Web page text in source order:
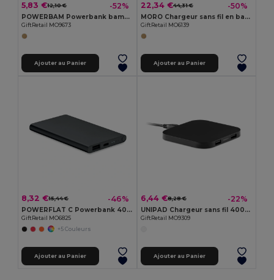
5,83 €12,10 € -52%
POWERBAM Powerbank bambou 2200 mAh
GiftRetail MO9673
Ajouter au Panier
22,34 €44,31 € -50%
MORO Chargeur sans fil en bambou
GiftRetail MO6139
Ajouter au Panier
8,32 €15,44 € -46%
POWERFLAT C Powerbank 4000 mAh Type C
GiftRetail MO6825
+5 Couleurs
Ajouter au Panier
6,44 €8,28 € -22%
UNIPAD Chargeur sans fil 4000 mAh
GiftRetail MO9309
Ajouter au Panier